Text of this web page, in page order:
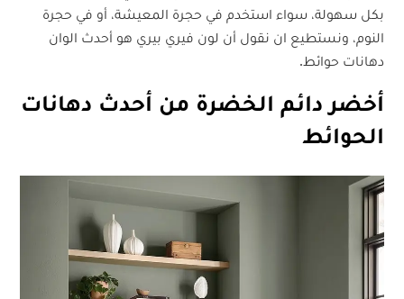
بكل سهولة، سواء استخدم في حجرة المعيشة، أو في حجرة
النوم، ونستطيع ان نقول أن لون فيري بيري هو أحدث الوان
دهانات حوائط.
أخضر دائم الخضرة من أحدث دهانات
الحوائط